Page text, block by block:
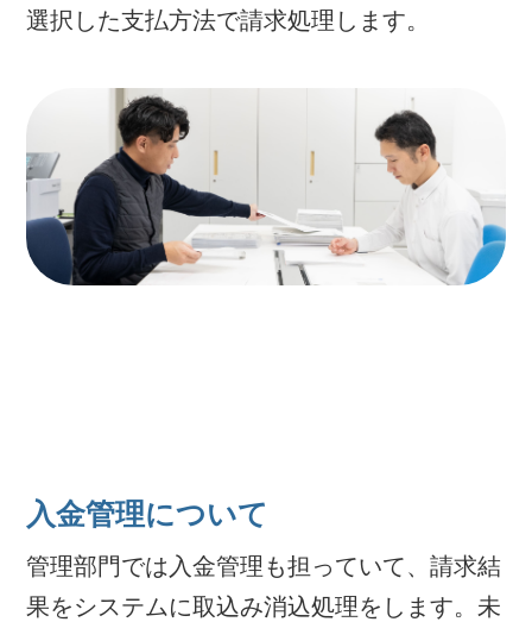
選択した支払方法で請求処理します。
入金管理について
管理部門では入金管理も担っていて、請求結
果をシステムに取込み消込処理をします。未